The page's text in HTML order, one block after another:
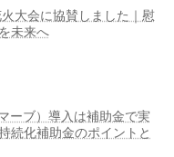
大会に協賛しました｜慰
未来へ
ーブ）導入は補助金で実
続化補助金のポイントと